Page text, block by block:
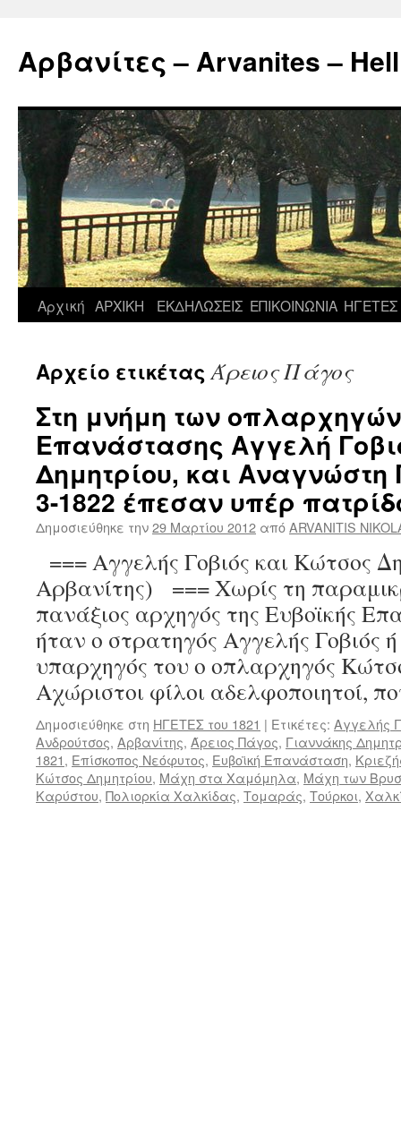
περιεχόμενο
Αρβανίτες – Arvanites –
Αρχική ΑΡΧΙΚΗ ΕΚΔΗΛΩΣΕΙΣ ΕΠΙΚΟΙΝΩΝΙΑ ΗΓΕΤΕΣ
Αρχείο ετικέταςΆρειος Πάγος
Στη μνήμη των οπλαρχηγών
Επανάστασης Αγγελή
Δημητρίου, και Αναγνώστη
3-1822 έπεσαν υπέρ
Δημοσιεύθηκε την29 Μαρτίου 2012 απόARVANITIS
=== Αγγελής Γοβιός και Κώτσος
Αρβανίτης) === Χωρίς τη
πανάξιος αρχηγός της Ευβοϊκής
ήταν ο στρατηγός Αγγελής Γοβιός
υπαρχηγός του ο οπλαρχηγός
Αχώριστοι φίλοι αδελφοποιητοί,
Δημοσιεύθηκε στη ΗΓΕΤΕΣ του 1821 | Ετικέτες: Αγγελής
Ανδρούτσος, Αρβανίτης, Άρειος Πάγος, Γιαννάκης
1821, Επίσκοπος Νεόφυτος, Ευβοϊκή Επανάσταση,
Κώτσος Δημητρίου, Μάχη στα Χαμόμηλα, Μάχη των
Καρύστου, Πολιορκία Χαλκίδας, Τομαράς, Τούρκοι,